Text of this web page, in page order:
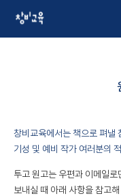
창비교육에서는 책으로 펴낼
기성 및 예비 작가 여러분의
투고 원고는 우편과 이메일로
보내실 때 아래 사항을 참고